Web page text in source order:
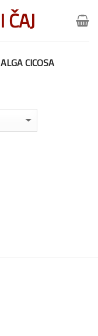
ALGA CICOSA